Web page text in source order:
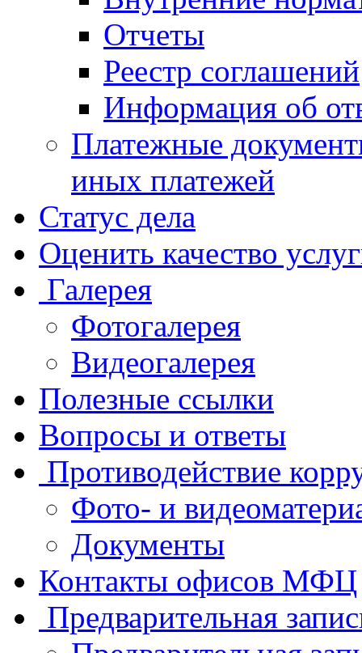
Отчеты
Реестр соглашений
Информация об
Платежные
иных платежей
Статус дела
Оценить качество
Галерея
Фотогалерея
Видеогалерея
Полезные ссылки
Вопросы и ответы
Противодействие
Фото- и
Документы
Контакты офисов МФЦ
Предварительная